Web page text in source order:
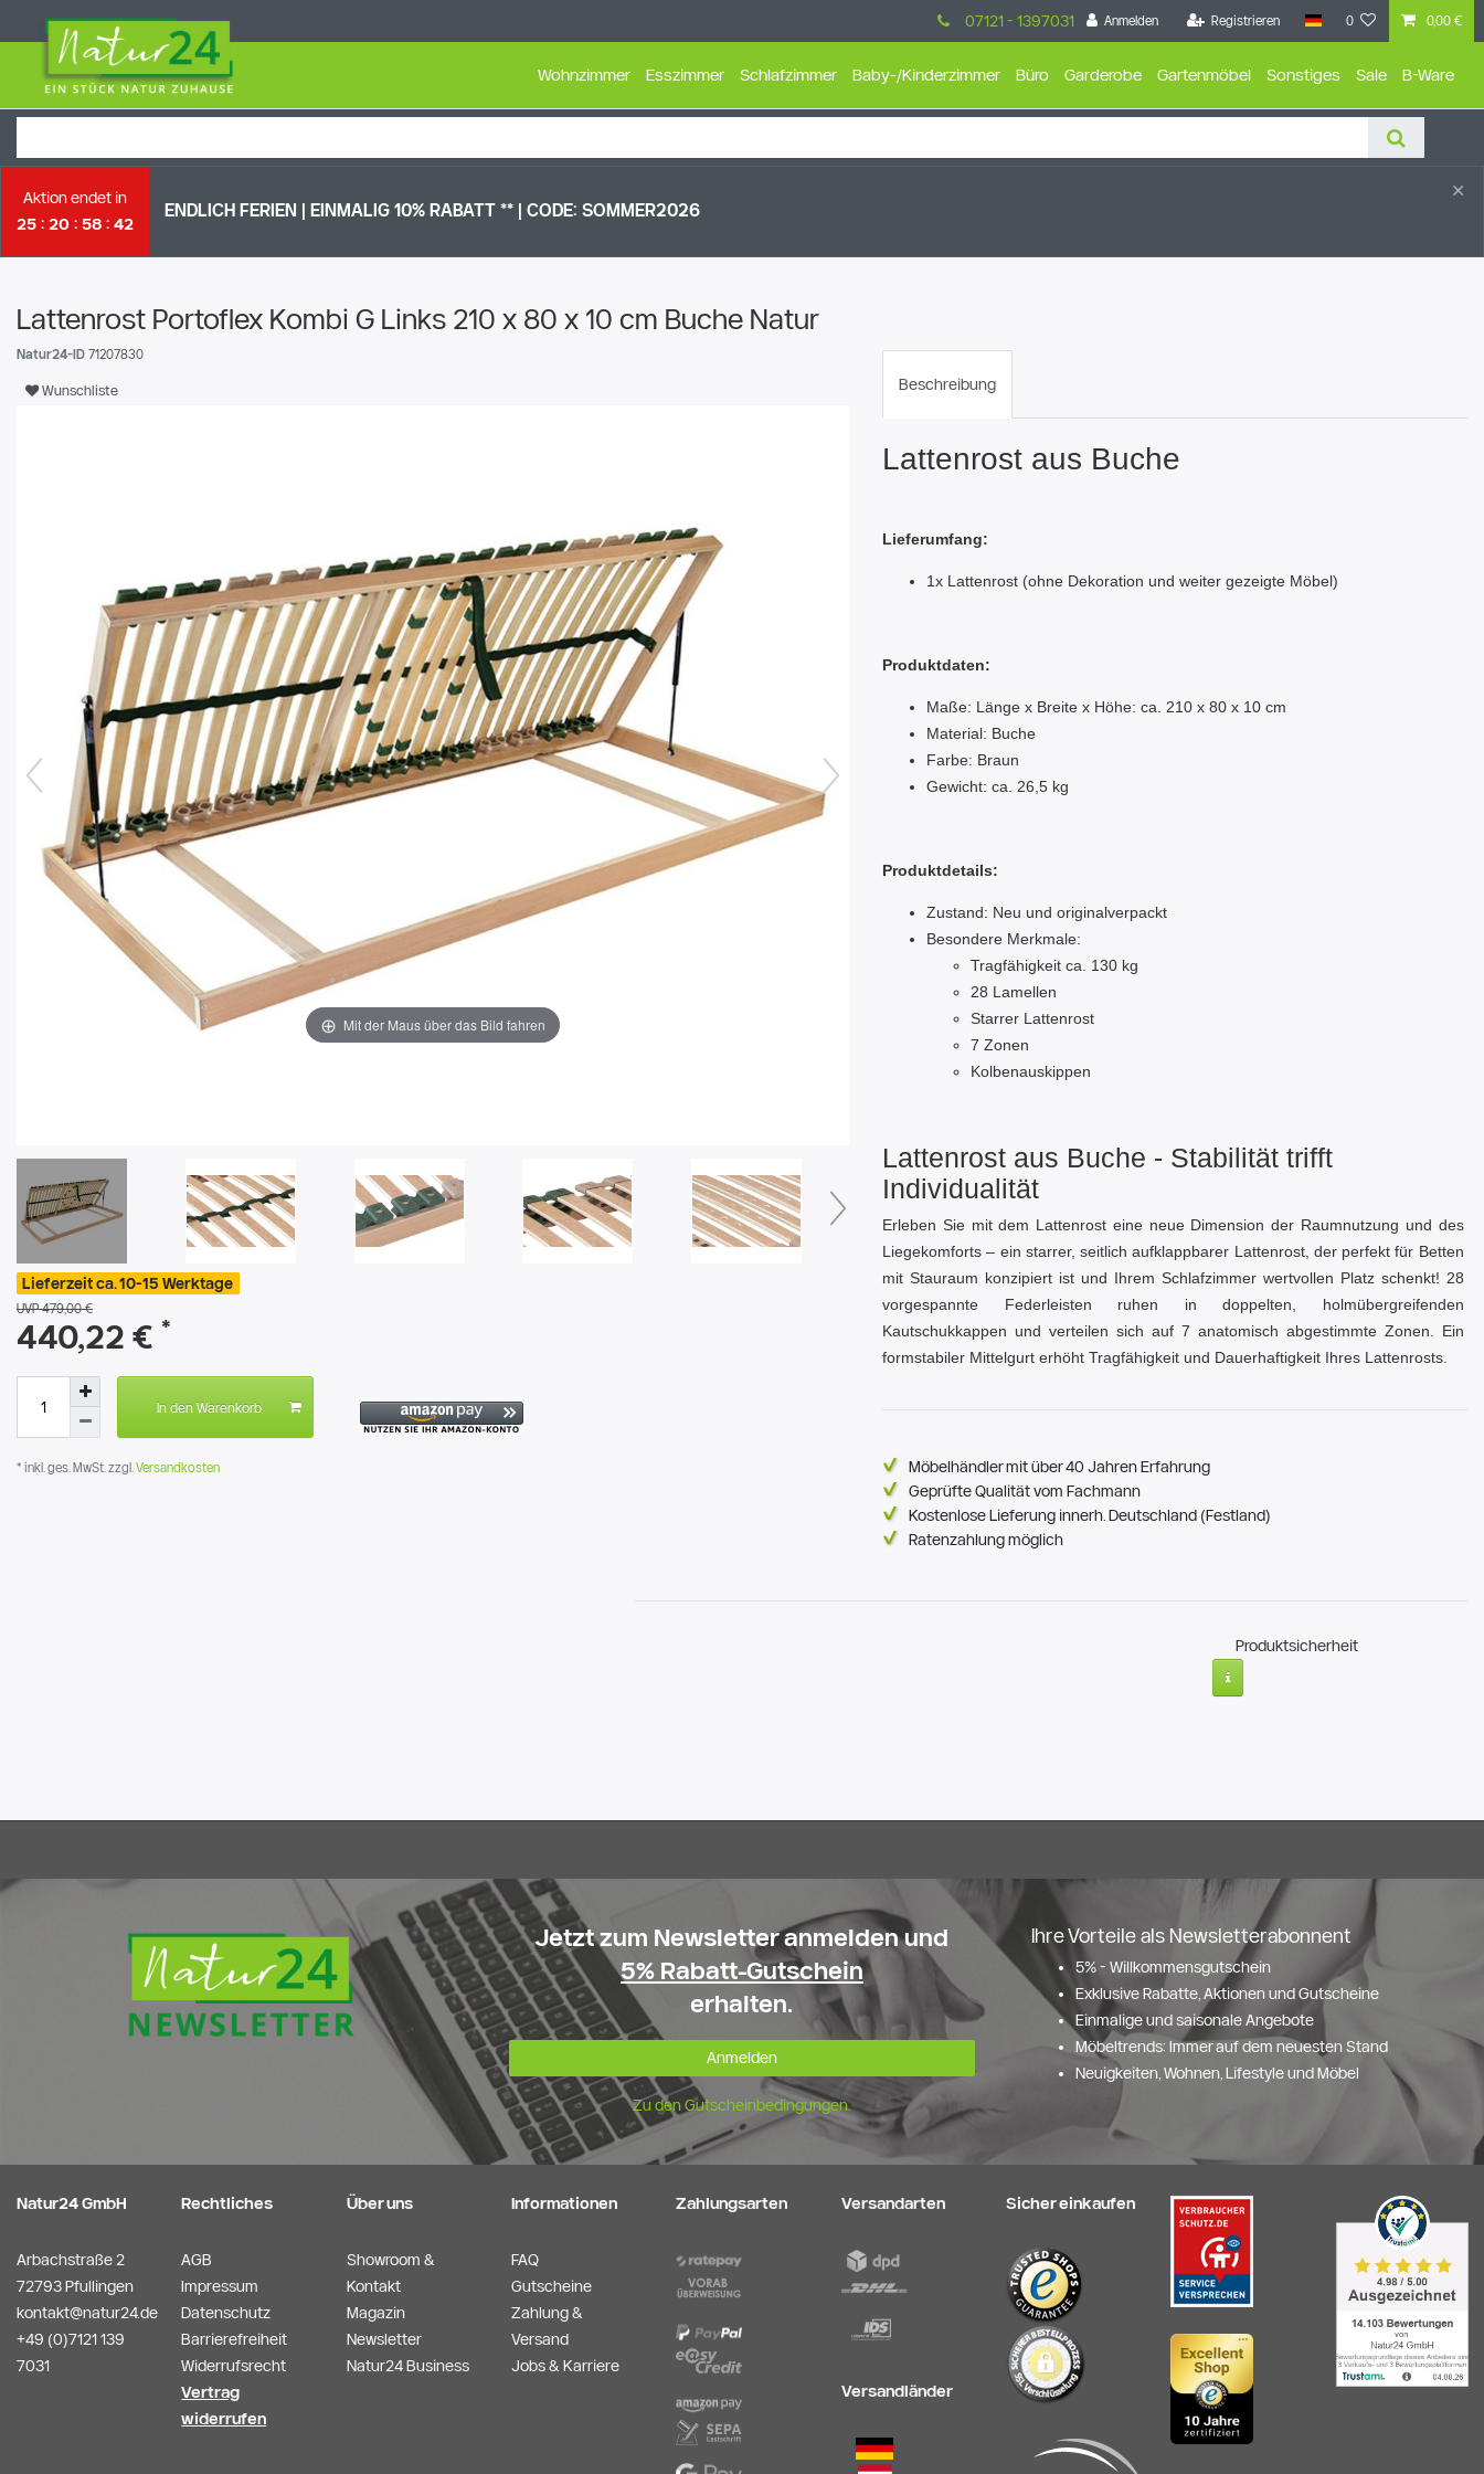
Anmelden Registrieren 0 0,00 €
07121 - 1397031
Wohnzimmer Esszimmer Schlafzimmer Baby-/Kinderzimmer Büro Garderobe Gartenmöbel Sonstiges Sale B-Ware
Aktion endet in
25
20 58 41
ENDLICH FERIEN | EI NMALIG 10% RABATT ** | CODE: SOMMER2026
×
Lattenrost Portoflex Kombi G Links 210 x 80 x 10 cm Buche Natur
Natur24-ID 71207830
Wunschliste
Mit der Maus über das Bild fahren
Lieferzeit ca. 10-15 Werktage
UVP 479,00 €
440,22 € *
In den Warenkorb
* inkl. ges. MwSt. zzgl. Versandkosten
Beschreibung
Lattenrost aus Buche
Lieferumfang:
1x Lattenrost (ohne Dekoration und weiter gezeigte Möbel)
Produktdaten:
Maße: Länge x Breite x Höhe: ca. 210 x 80 x 10 cm
Material: Buche
Farbe: Braun
Gewicht: ca. 26,5 kg
Produktdetails:
Zustand: Neu und originalverpackt
Besondere Merkmale:
Tragfähigkeit ca. 130 kg
28 Lamellen
Starrer Lattenrost
7 Zonen
Kolbenauskippen
Lattenrost aus Buche - Stabilität trifft
Individualität
Erleben Sie mit dem Lattenrost eine neue Dimension der Raumnutzung und des
Liegekomforts – ein starrer, seitlich aufklappbarer Lattenrost, der perfekt für Betten
mit Stauraum konzipiert ist und Ihrem Schlafzimmer wertvollen Platz schenkt! 28
vorgespannte Federleisten ruhen in doppelten, holmübergreifenden
Kautschukkappen und verteilen sich auf 7 anatomisch abgestimmte Zonen. Ein
formstabiler Mittelgurt erhöht Tragfähigkeit und Dauerhaftigkeit Ihres Lattenrosts.
Möbelhändler mit über 40 Jahren Erfahrung
Geprüfte Qualität vom Fachmann
Kostenlose Lieferung innerh. Deutschland (Festland)
Ratenzahlung möglich
Produktsicherheit
Jetzt zum Newsletter anmelden und
5% Rabatt-Gutschein
erhalten.
Anmelden
Zu den Gutscheinbedingungen.
Ihre Vorteile als Newsletterabonnent
5% - Willkommensgutschein
Exklusive Rabatte, Aktionen und Gutscheine
Einmalige und saisonale Angebote
Möbeltrends: Immer auf dem neuesten Stand
Neuigkeiten, Wohnen, Lifestyle und Möbel
Natur24 GmbH
Arbachstraße 2
72793 Pfullingen
kontakt@natur24.de
+49 (0)7121 139
7031
Rechtliches
AGB
Impressum
Datenschutz
Barrierefreiheit
Widerrufsrecht
Vertrag
widerrufen
Über uns
Showroom &
Kontakt
Magazin
Newsletter
Natur24 Business
Informationen
FAQ
Gutscheine
Zahlung &
Versand
Jobs & Karriere
Zahlungsarten Versandarten
Versandländer
Sicher einkaufen